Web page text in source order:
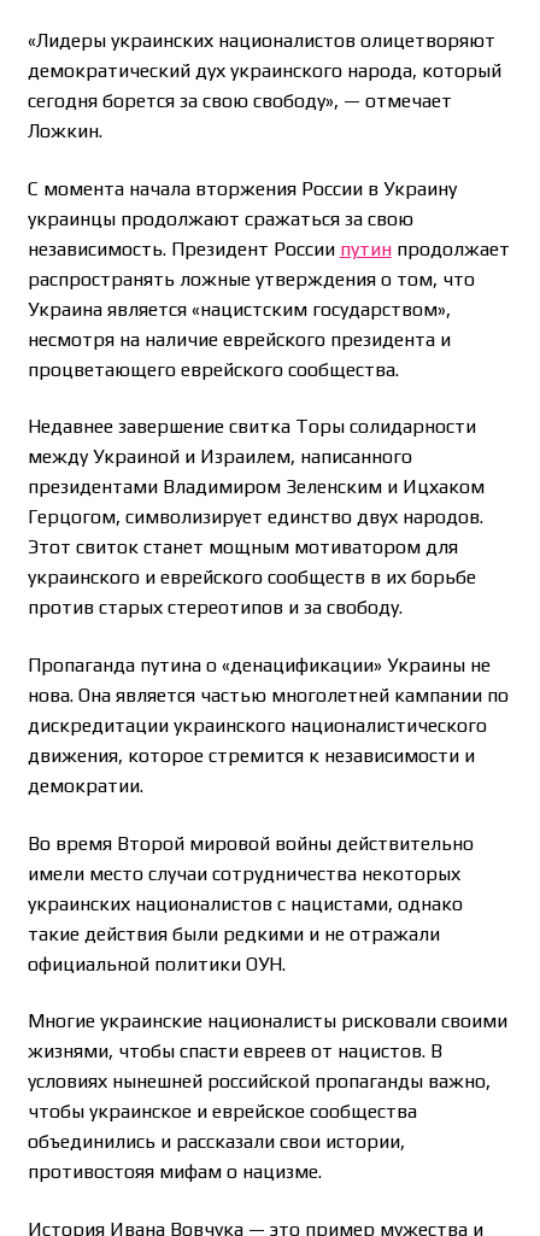
«Лидеры украинских националистов олицетворяют
демократический дух украинского народа, который
сегодня борется за свою свободу», — отмечает
Ложкин.
С момента начала вторжения России в Украину
украинцы продолжают сражаться за свою
независимость. Президент России путинпродолжает
распространять ложные утверждения о том, что
Украина является «нацистским государством»,
несмотря на наличие еврейского президента и
процветающего еврейского сообщества.
Недавнее завершение свитка Торы солидарности
между Украиной и Израилем, написанного
президентами Владимиром Зеленским и Ицхаком
Герцогом, символизирует единство двух народов.
Этот свиток станет мощным мотиватором для
украинского и еврейского сообществ в их борьбе
против старых стереотипов и за свободу.
Пропаганда путина о «денацификации» Украины не
нова. Она является частью многолетней кампании по
дискредитации украинского националистического
движения, которое стремится к независимости и
демократии.
Во время Второй мировой войны действительно
имели место случаи сотрудничества некоторых
украинских националистов с нацистами, однако
такие действия были редкими и не отражали
официальной политики ОУН.
Многие украинские националисты рисковали своими
жизнями, чтобы спасти евреев от нацистов. В
условиях нынешней российской пропаганды важно,
чтобы украинское и еврейское сообщества
объединились и рассказали свои истории,
противостояя мифам о нацизме.
История Ивана Вовчука — это пример мужества и